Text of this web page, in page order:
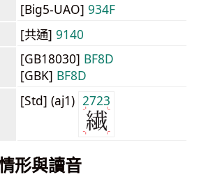
[Big5-UAO] 934F
[共通] 9140
[GB18030] BF8D
[GBK] BF8D
[Std] (aj1) 2723
形與讀音